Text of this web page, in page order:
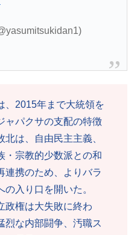
、2015年まで大統領を
ャパクサの支配の特徴
は、自由民主主義、
・宗教的少数派との和
連携のため、よりバラ
入り口を開いた。
政権は大失敗に終わ
烈な内部闘争、汚職ス